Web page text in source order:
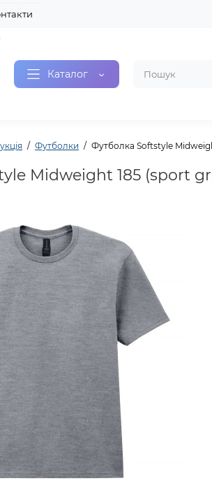
Каталог
Футболки Футболка Softstyle
Midweight 185 (sport